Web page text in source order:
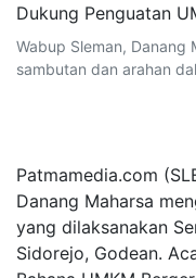
Wabup Sleman, Danang
sambutan dan arahan
Patmamedia.com
Danang Maharsa
yang dilaksanakan
Sidorejo, Godean.